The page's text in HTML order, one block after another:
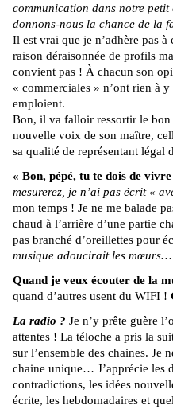
communication dans notre
donnons-nous la chance de la
Il est vrai que je n’adhère pas
raison déraisonnée de profils
convient pas ! À chacun son
« commerciales » n’ont rien à
emploient.
Bon, il va falloir ressortir le
nouvelle voix de son maître,
sa qualité de représentant légal
« Bon, pépé, tu te dois de
mesurerez, je n’ai pas écrit «
mon temps ! Je ne me balade
chaud à l’arrière d’une partie
pas branché d’oreillettes pour
musique adoucirait les
Quand je veux écouter de la
quand d’autres usent du WIFI !
La radio ? Je n’y prête guère
attentes ! La téloche a pris la
sur l’ensemble des chaines. Je
chaine unique… J’apprécie les
contradictions, les idées
écrite, les hebdomadaires et